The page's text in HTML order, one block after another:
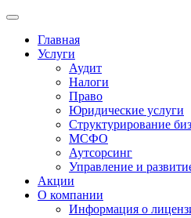
Главная
Услуги
Аудит
Налоги
Право
Юридические услуги
Структурирование
МСФО
Аутсорсинг
Управление и
Акции
О компании
Информация о